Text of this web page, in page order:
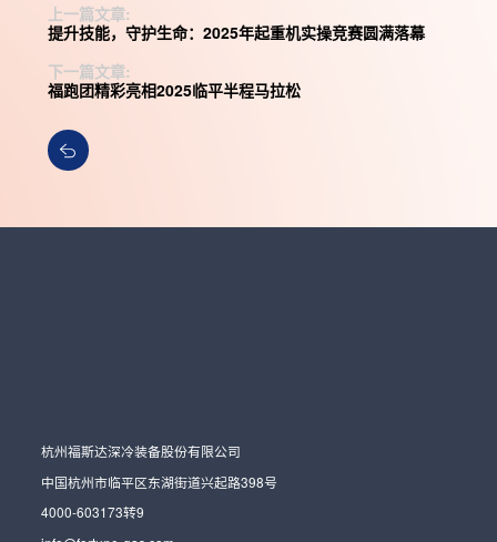
上一篇文章:
提升技能，守护生命：2025年起重机实操竞赛圆满落幕
下一篇文章:
福跑团精彩亮相2025临平半程马拉松
杭州福斯达深冷装备股份有限公司
中国杭州市临平区东湖街道兴起路398号
4000-603173转9